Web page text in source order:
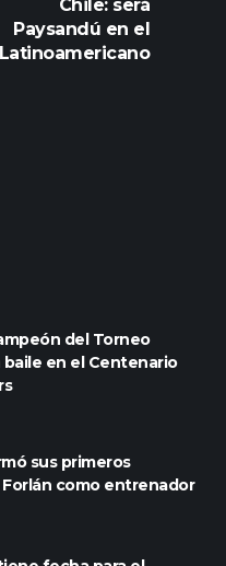
Chile: será
Paysandú en el
Latinoamericano
del Torneo
en el Centenario
sus primeros
como entrenador